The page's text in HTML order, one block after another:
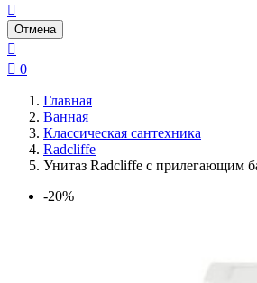

Отмена

 0
Главная
Ванная
Классическая сантехника
Radcliffe
Унитаз Radcliffe с прилегающим
-20%